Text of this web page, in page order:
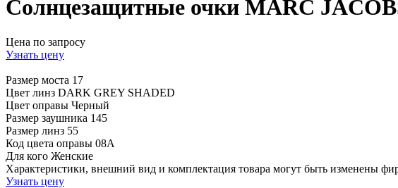
Солнцезащитные очки MARC
Цена по запросу
Узнать цену
Размер моста 17
Цвет линз DARK GREY SHADED
Цвет оправы Черный
Размер заушника 145
Размер линз 55
Код цвета оправы 08A
Для кого Женские
Характеристики, внешний вид и комплектация товара могут быть изменены
Узнать цену